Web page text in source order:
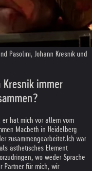
Pasolini, Johann Kresnik und
Kresnik immer
er hat mich vor allem vom
Macbeth in Heidelberg
zusammengearbeitet. Ich war
ästhetisches Element
wo weder Sprache
Partner für mich, wir